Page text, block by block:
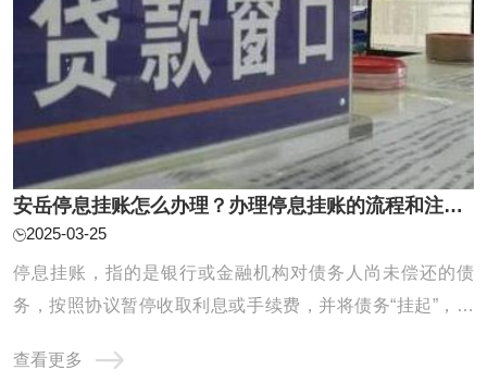
安岳停息挂账怎么办理？办理停息挂账的流程和注意事项有哪些？
2025-03-25
停息挂账，指的是银行或金融机构对债务人尚未偿还的债
务，按照协议暂停收取利息或手续费，并将债务“挂起”，直
用于债务人遇到经济困难，暂时无法偿还欠款时的一种临时
查看更多